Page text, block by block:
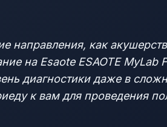
направления, как
на Esaote ESAOTE MyLab
диагностики даже в
к вам для проведения